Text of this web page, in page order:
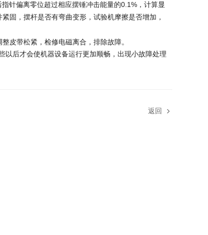
指针偏离零位超过相应摆锤冲击能量的0.1% ，计算显
固，摆杆是否有弯曲变形，试验机摩擦是否增加，
皮带松紧，检修电磁离合，排除故障。
以后才会使机器设备运行更加顺畅，出现小故障处理
返回